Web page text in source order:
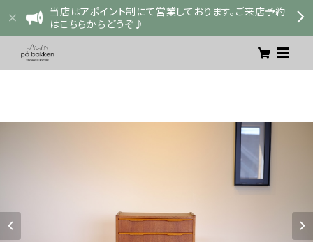
当店はアポイント制にて営業しております。ご来店予約
はこちらからどうぞ♪